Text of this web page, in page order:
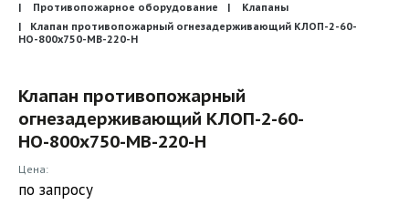
Бренды
Каталоги
Бланки запросов
Противопожарное оборудование
Клапаны
Клапан противопожарный огнезадерживающий КЛОП-2-60-
НО-800х750-МВ-220-Н
Клапан противопожарный
огнезадерживающий КЛОП-2-60-
НО-800х750-МВ-220-Н
Цена:
по запросу